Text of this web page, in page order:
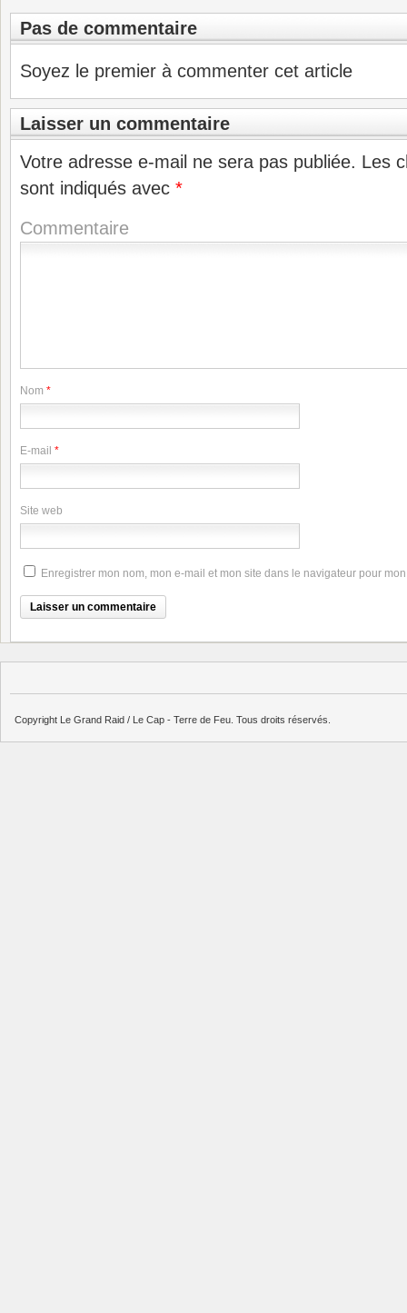
Pas de commentaire
Soyez le premier à commenter cet article
Laisser un commentaire
Votre adresse e-mail ne sera pas publiée. Les
sont indiqués avec *
Commentaire
Nom *
E-mail *
Site web
Enregistrer mon nom, mon e-mail et mon site dans le navigateur pour
Copyright Le Grand Raid / Le Cap - Terre de Feu. Tous droits réservés.